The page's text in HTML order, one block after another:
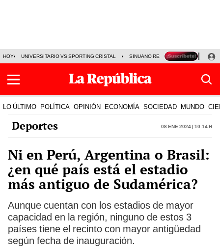
HOY UNIVERSITARIO VS SPORTING CRISTAL SINUANO RESULTADOS HOY
LO ÚLTIMO POLÍTICA OPINIÓN ECONOMÍA SOCIEDAD MUNDO
Deportes 08 Ene 2024 | 10:14 h
Ni en Perú, Argentina o Brasil:
¿en qué país está el estadio
más antiguo de Sudamérica?
Aunque cuentan con los estadios de mayor
capacidad en la región, ninguno de estos 3
países tiene el recinto con mayor antigüedad
según fecha de inauguración.